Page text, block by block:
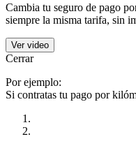
Cambia tu seguro de pago
siempre la misma tarifa, sin
Ver video
Cerrar
Por ejemplo:
Si contratas tu pago por